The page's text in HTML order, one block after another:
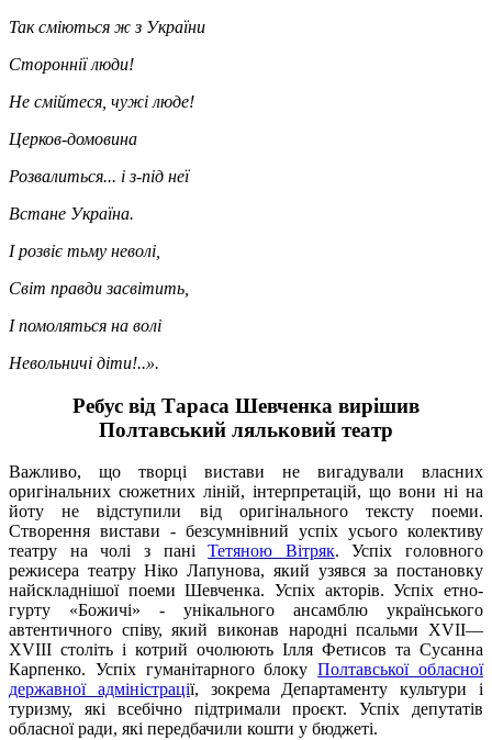
Так сміються ж з України
Стороннії люди!
Не смійтеся, чужі люде!
Церков-домовина
Розвалиться... і з-під неї
Встане Україна.
І розвіє тьму неволі,
Світ правди засвітить,
І помоляться на волі
Невольничі діти!..».
Ребус від Тараса Шевченка вирішив
Полтавський ляльковий театр
Важливо, що творці вистави не вигадували власних
оригінальних сюжетних ліній, інтерпретацій, що вони ні на
йоту не відступили від оригінального тексту поеми.
Створення вистави - безсумнівний успіх усього колективу
театру на чолі з паніТетяною Вітряк. Успіх головного
режисера театру Ніко Лапунова, який узявся за постановку
найскладнішої поеми Шевченка. Успіх акторів. Успіх етно-
гурту «Божичі» - унікального ансамблю українського
автентичного співу, який виконав народні псальми XVII—
XVIII століть і котрий очолюють Ілля Фетисов та Сусанна
Карпенко. Успіх гуманітарного блокуПолтавської обласної
державної адміністрації, зокрема Департаменту культури і
туризму, які всебічно підтримали проєкт. Успіх депутатів
обласної ради, які передбачили кошти у бюджеті.